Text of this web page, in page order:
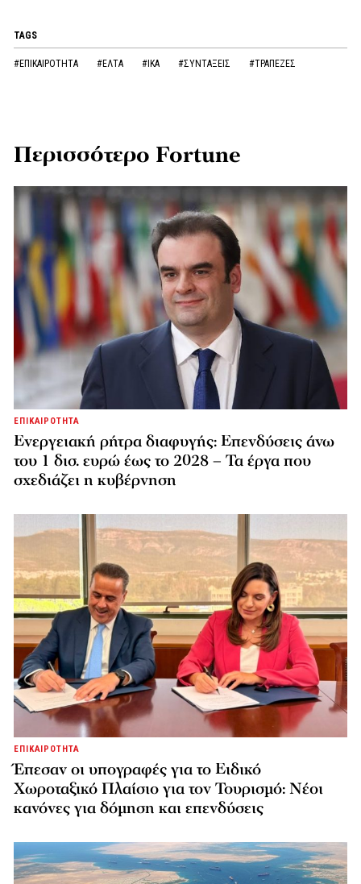
TAGS
#ΕΠΙΚΑΙΡΟΤΗΤΑ #ΕΛΤΑ #ΙΚΑ #ΣΥΝΤΑΞΕΙΣ #ΤΡΑΠΕΖΕΣ
Περισσότερο Fortune
ΕΠΙΚΑΙΡΟΤΗΤΑ
Ενεργειακή ρήτρα διαφυγής: Επενδύσεις άνω
του 1 δισ. ευρώ έως το 2028 – Τα έργα που
σχεδιάζει η κυβέρνηση
ΕΠΙΚΑΙΡΟΤΗΤΑ
Έπεσαν οι υπογραφές για το Ειδικό
Χωροταξικό Πλαίσιο για τον Τουρισμό: Νέοι
κανόνες για δόμηση και επενδύσεις